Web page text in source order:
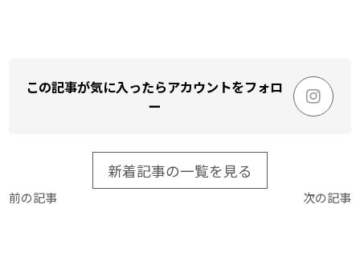
この記事が気に入ったらアカウントをフォロ
ー
新着記事の一覧を見る
前の記事 次の記事